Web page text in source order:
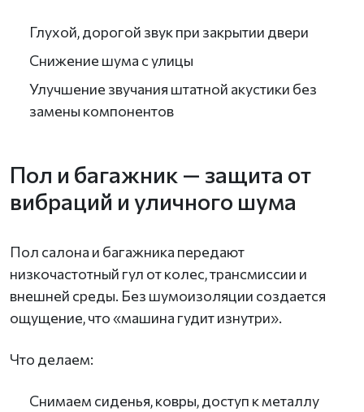
Глухой, дорогой звук при закрытии двери
Снижение шума с улицы
Улучшение звучания штатной акустики без
замены компонентов
Пол и багажник — защита от
вибраций и уличного шума
Пол салона и багажника передают
низкочастотный гул от колес, трансмиссии и
внешней среды. Без шумоизоляции создается
ощущение, что «машина гудит изнутри».
Что делаем:
Снимаем сиденья, ковры, доступ к металлу